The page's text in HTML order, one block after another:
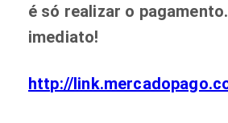
é só realizar o
imediato!
http://